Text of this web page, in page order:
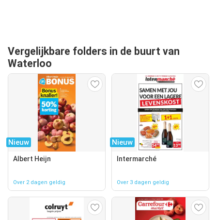
Vergelijkbare folders in de buurt van
Waterloo
Nieuw
Albert Heijn
Over 2 dagen geldig
Nieuw
Intermarché
Over 3 dagen geldig